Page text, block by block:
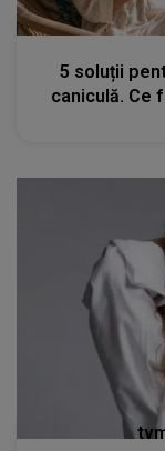
5 soluții
caniculă. Ce